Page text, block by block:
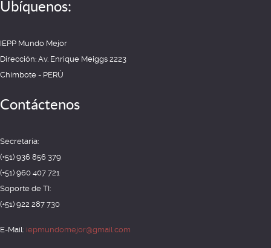
Ubíquenos:
IEPP Mundo Mejor
Dirección: Av. Enrique Meiggs 2223
Chimbote - PERÚ
Contáctenos
Secretaría:
(+51) 936 856 379
(+51) 960 407 721
Soporte de TI:
(+51) 922 287 730
E-Mail: iepmundomejor@gmail.com